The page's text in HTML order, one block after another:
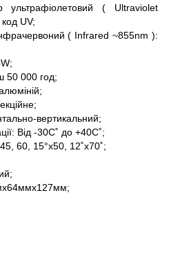
ультрафіолетовий ( Ultraviolet
UV;
( Infrared ~855nm ):
50 000 год;
вертикальний;
Від -30С˚ до +40С˚;
60, 15°x50, 12˚x70˚;